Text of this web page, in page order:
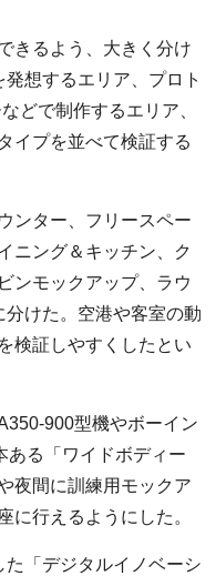
きるよう、大きく分け
想するエリア、プロト
どで制作するエリア、
イプを並べて検証する
ンター、フリースペー
ニング＆キッチン、ク
ンモックアップ、ラウ
けた。空港や客室の動
検証しやすくしたとい
900型機やボーイン
ある「ワイドボディー
夜間に訓練用モックア
に行えるようにした。
「デジタルイノベーシ